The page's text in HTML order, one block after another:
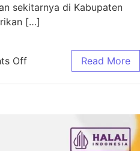
sekitarnya di Kabupaten
[…]
Off Read More